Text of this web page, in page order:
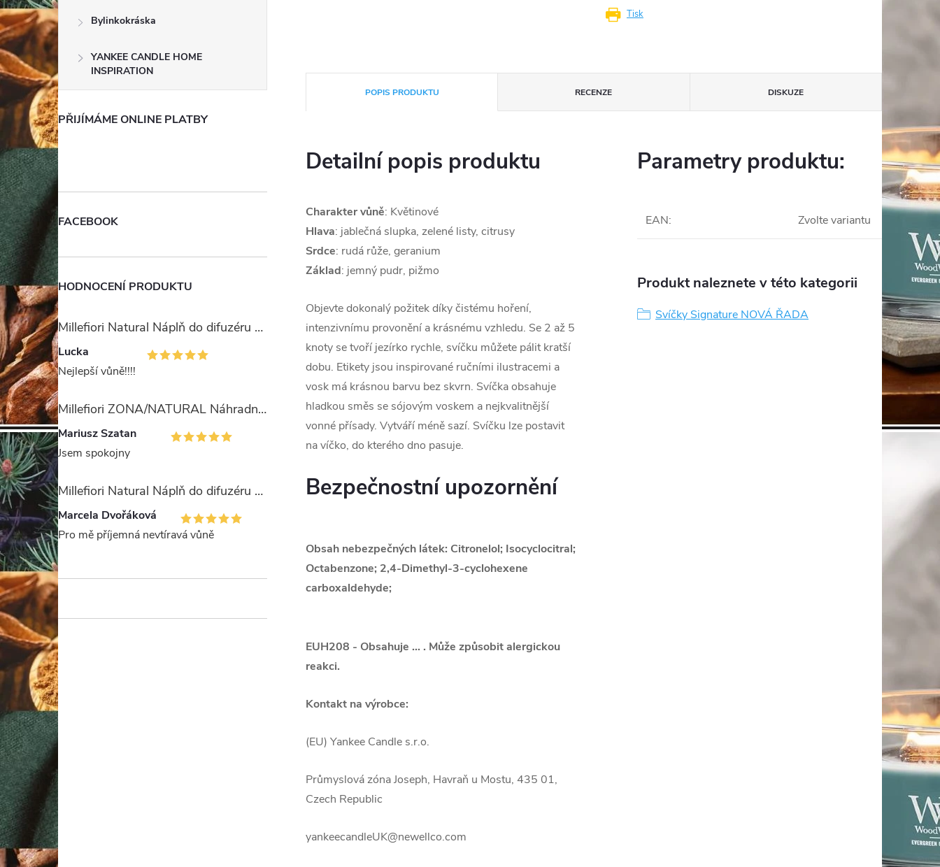
Bylinkokráska
YANKEE CANDLE HOME
INSPIRATION
PŘIJÍMÁME ONLINE PLATBY
FACEBOOK
HODNOCENÍ PRODUKTU
Millefiori Natural Náplň do difuzéru 250ml/Ambra & Rosa
Lucka
Nejlepší vůně!!!!
Millefiori ZONA/NATURAL Náhradní stébla pro difuzér 100ml
Mariusz Szatan
Jsem spokojny
Millefiori Natural Náplň do difuzéru 250ml/Legni e Fiori ďArancio
Marcela Dvořáková
Pro mě příjemná nevtíravá vůně
Tisk
POPIS PRODUKTU RECENZE DISKUZE
Detailní popis produktu
Charakter vůně: Květinové
Hlava: jablečná slupka, zelené listy, citrusy
Srdce: rudá růže, geranium
Základ: jemný pudr, pižmo
Objevte dokonalý požitek díky čistému hoření,
intenzivnímu provonění a krásnému vzhledu. Se 2 až 5
knoty se tvoří jezírko rychle, svíčku můžete pálit kratší
dobu. Etikety jsou inspirované ručními ilustracemi a
vosk má krásnou barvu bez skvrn. Svíčka obsahuje
hladkou směs se sójovým voskem a nejkvalitnější
vonné přísady. Vytváří méně sazí. Svíčku lze postavit
na víčko, do kterého dno pasuje.
Bezpečnostní upozornění
Obsah nebezpečných látek: Citronelol; Isocyclocitral;
Octabenzone; 2,4-Dimethyl-3-cyclohexene
carboxaldehyde;
EUH208 - Obsahuje ... . Může způsobit alergickou
reakci.
Kontakt na výrobce:
(EU) Yankee Candle s.r.o.
Průmyslová zóna Joseph, Havraň u Mostu, 435 01,
Czech Republic
yankeecandleUK@newellco.com
Parametry produktu:
EAN: Zvolte variantu
Produkt naleznete v této kategorii
Svíčky Signature NOVÁ ŘADA